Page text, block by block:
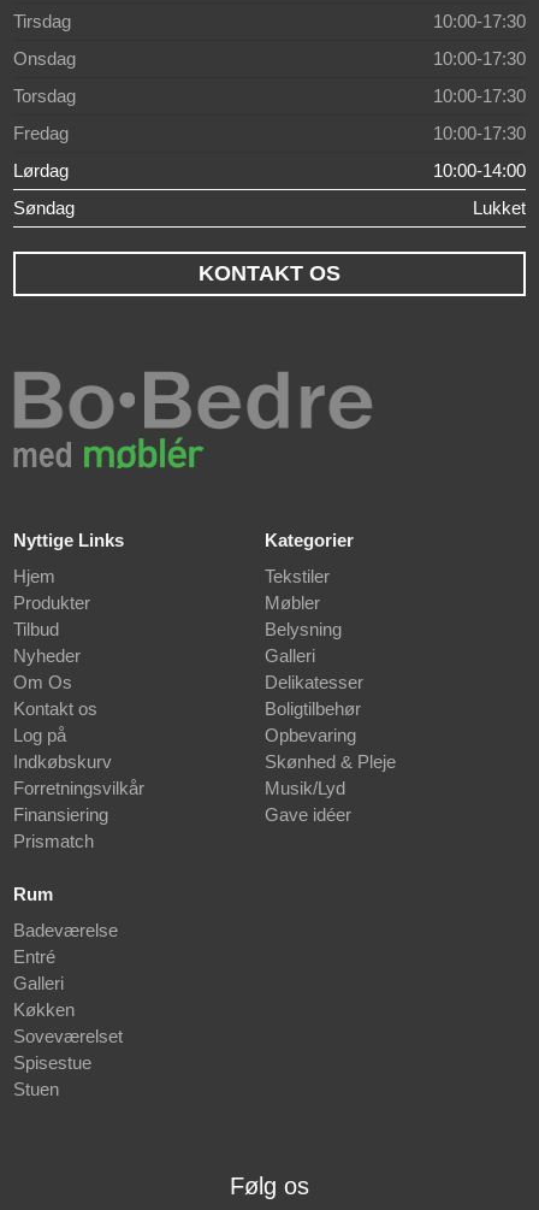
Tirsdag
10:00-17:30
Onsdag
10:00-17:30
Torsdag
10:00-17:30
Fredag
10:00-17:30
Lørdag
10:00-14:00
Søndag
Lukket
KONTAKT OS
Nyttige Links
Hjem
Produkter
Tilbud
Nyheder
Om Os
Kontakt os
Log på
Indkøbskurv
Forretningsvilkår
Finansiering
Prismatch
Kategorier
Tekstiler
Møbler
Belysning
Galleri
Delikatesser
Boligtilbehør
Opbevaring
Skønhed & Pleje
Musik/Lyd
Gave idéer
Rum
Badeværelse
Entré
Galleri
Køkken
Soveværelset
Spisestue
Stuen
Følg os